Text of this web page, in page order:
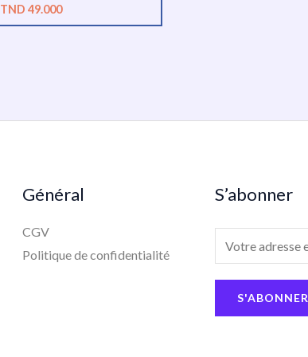
TND 49.000
Général
CGV
Politique de confidentialité
S’abonner
m
a
S'ABONNER